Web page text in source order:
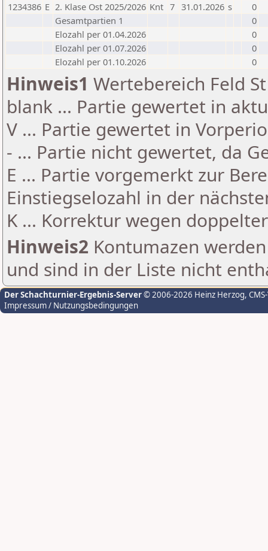
1234386 E 2. Klase Ost 2025/2026 Knt 7 31.01.2026 s
0
Gesamtpartien 1
0
Elozahl per 01.04.2026
0
Elozahl per 01.07.2026
0
Elozahl per 01.10.2026
0
Hinweis1 Wertebereich Feld
blank ... Partie gewertet in
V ... Partie gewertet in
- ... Partie nicht gewertet, da
E ... Partie vorgemerkt zur
Einstiegselozahl in der
K ... Korrektur wegen
Hinweis2 Kontumazen
und sind in der Liste nicht
Der Schachturnier-Ergebnis-Server© 2006-2026 Heinz Herzog,
Impressum / Nutzungsbedingungen